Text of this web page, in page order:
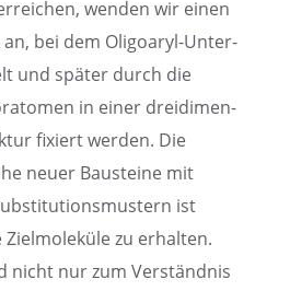
wenden wir einen
bei dem Oligoaryl-Unter­
und später durch die
in einer dreidi­men­
fixiert werden. Die
neuer Bausteine mit
ist
zu erhal­ten.
nicht nur zum Verständ­nis